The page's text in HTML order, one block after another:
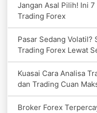
Jangan Asal Pilih! Ini
Trading Forex
Pasar Sedang Volatil?
Trading Forex Lewat
Kuasai Cara Analisa
dan Trading Cuan
Broker Forex